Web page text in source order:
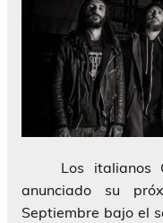
Los italianos
anunciado su
Septiembre bajo el